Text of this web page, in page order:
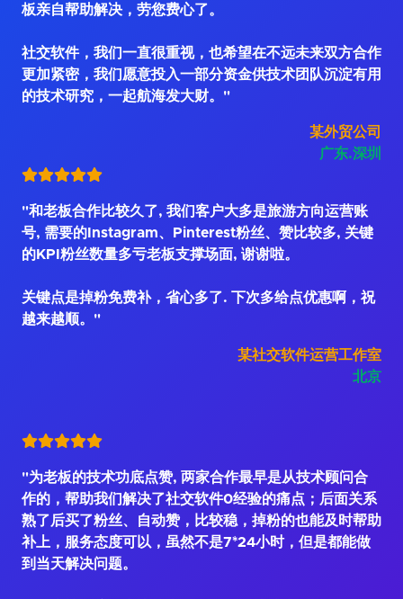
板亲自帮助解决，劳您费心了。
社交软件，我们一直很重视，也希望在不远未来双方合作
更加紧密，我们愿意投入一部分资金供技术团队沉淀有用
的技术研究，一起航海发大财。"
某外贸公司
广东.深圳
"和老板合作比较久了, 我们客户大多是旅游方向运营账
号, 需要的Instagram、Pinterest粉丝、赞比较多, 关键
的KPI粉丝数量多亏老板支撑场面, 谢谢啦。
关键点是掉粉免费补，省心多了. 下次多给点优惠啊，祝
越来越顺。"
某社交软件运营工作室
北京
"为老板的技术功底点赞, 两家合作最早是从技术顾问合
作的，帮助我们解决了社交软件0经验的痛点；后面关系
熟了后买了粉丝、自动赞，比较稳，掉粉的也能及时帮助
补上，服务态度可以，虽然不是7*24小时，但是都能做
到当天解决问题。